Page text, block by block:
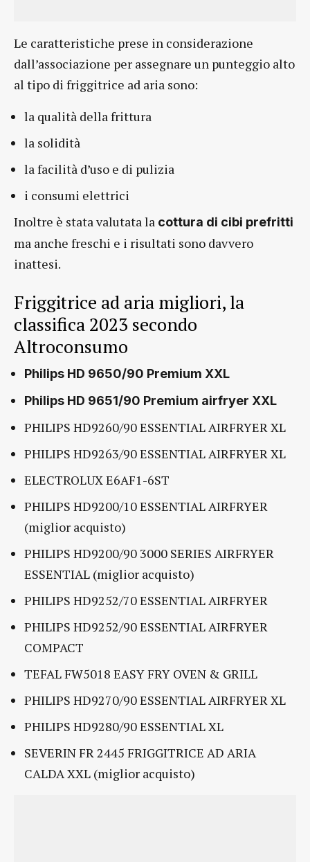
Le caratteristiche prese in considerazione
dall’associazione per assegnare un punteggio alto
al tipo di friggitrice ad aria sono:
la qualità della frittura
la solidità
la facilità d’uso e di pulizia
i consumi elettrici
Inoltre è stata valutata la cottura di cibi prefritti
ma anche freschi e i risultati sono davvero
inattesi.
Friggitrice ad aria migliori, la
classifica 2023 secondo
Altroconsumo
Philips HD 9650/90 Premium XXL
Philips HD 9651/90 Premium airfryer XXL
PHILIPS HD9260/90 ESSENTIAL AIRFRYER XL
PHILIPS HD9263/90 ESSENTIAL AIRFRYER XL
ELECTROLUX E6AF1-6ST
PHILIPS HD9200/10 ESSENTIAL AIRFRYER
(miglior acquisto)
PHILIPS HD9200/90 3000 SERIES AIRFRYER
ESSENTIAL (miglior acquisto)
PHILIPS HD9252/70 ESSENTIAL AIRFRYER
PHILIPS HD9252/90 ESSENTIAL AIRFRYER
COMPACT
TEFAL FW5018 EASY FRY OVEN & GRILL
PHILIPS HD9270/90 ESSENTIAL AIRFRYER XL
PHILIPS HD9280/90 ESSENTIAL XL
SEVERIN FR 2445 FRIGGITRICE AD ARIA
CALDA XXL (miglior acquisto)